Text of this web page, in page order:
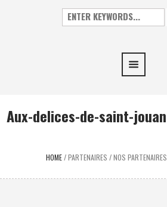
Aux-delices-de-saint-jouan
HOME/PARTENAIRES /NOS PARTENAIRES